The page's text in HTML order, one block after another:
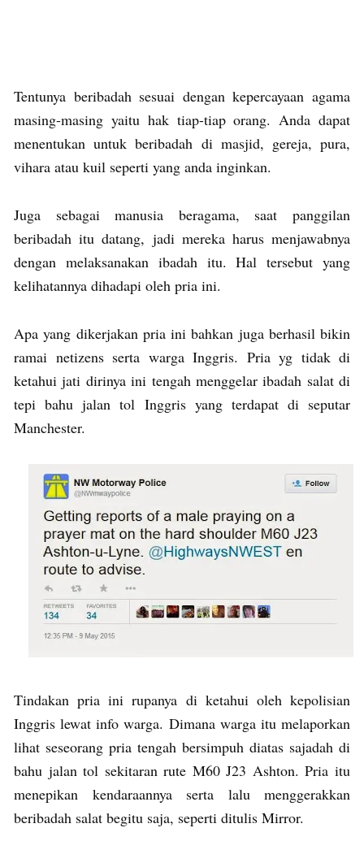
Tentunya beribadah sesuai dengan kepercayaan agama
masing-masing yaitu hak tiap-tiap orang. Anda dapat
menentukan untuk beribadah di masjid, gereja, pura,
vihara atau kuil seperti yang anda inginkan.
Juga sebagai manusia beragama, saat panggilan
beribadah itu datang, jadi mereka harus menjawabnya
dengan melaksanakan ibadah itu. Hal tersebut yang
kelihatannya dihadapi oleh pria ini.
Apa yang dikerjakan pria ini bahkan juga berhasil bikin
ramai netizens serta warga Inggris. Pria yg tidak di
ketahui jati dirinya ini tengah menggelar ibadah salat di
tepi bahu jalan tol Inggris yang terdapat di seputar
Manchester.
Tindakan pria ini rupanya di ketahui oleh kepolisian
Inggris lewat info warga. Dimana warga itu melaporkan
lihat seseorang pria tengah bersimpuh diatas sajadah di
bahu jalan tol sekitaran rute M60 J23 Ashton. Pria itu
menepikan kendaraannya serta lalu menggerakkan
beribadah salat begitu saja, seperti ditulis Mirror.